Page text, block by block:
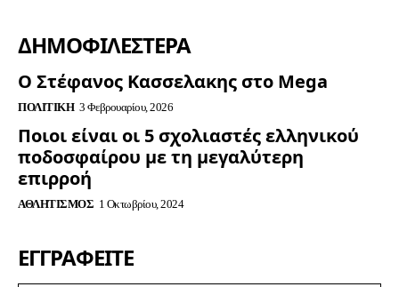
ΔΗΜΟΦΙΛΈΣΤΕΡΑ
Ο Στέφανος Κασσελακης στο Mega
ΠΟΛΙΤΙΚΉ 3 Φεβρουαρίου, 2026
Ποιοι είναι οι 5 σχολιαστές ελληνικού
ποδοσφαίρου με τη μεγαλύτερη
επιρροή
ΑΘΛΗΤΙΣΜΌΣ 1 Οκτωβρίου, 2024
ΕΓΓΡΑΦΕΊΤΕ